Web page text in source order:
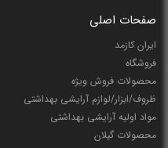
صفحات اصلی
ایران کازمد
فروشگاه
محصولات فروش ویژه
ظروف/ابزار/لوازم آرایشی بهداشتی
مواد اولیه آرایشی بهداشتی
محصولات گیلان